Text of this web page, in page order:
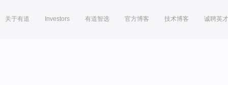
关于有道 Investors 有道智选 官方博客 技术博客 诚聘英才